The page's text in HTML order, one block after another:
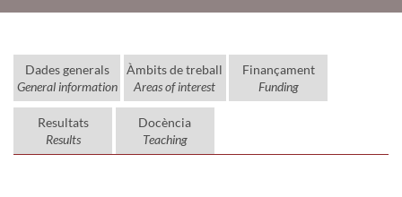
Dades generals
General information
Àmbits de treball
Areas of interest
Finançament
Funding
Resultats
Results
Docència
Teaching